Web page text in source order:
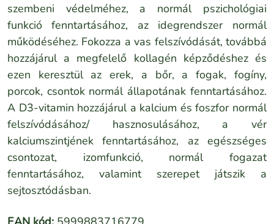
szembeni védelméhez, a normál pszichológiai
funkció fenntartásához, az idegrendszer normál
működéséhez. Fokozza a vas felszívódását, továbbá
hozzájárul a megfelelő kollagén képződéshez és
ezen keresztül az erek, a bőr, a fogak, fogíny,
porcok, csontok normál állapotának fenntartásához.
A D3-vitamin hozzájárul a kalcium és foszfor normál
felszívódásához/ hasznosulásához, a vér
kalciumszintjének fenntartásához, az egészséges
csontozat, izomfunkció, normál fogazat
fenntartásához, valamint szerepet játszik a
sejtosztódásban.